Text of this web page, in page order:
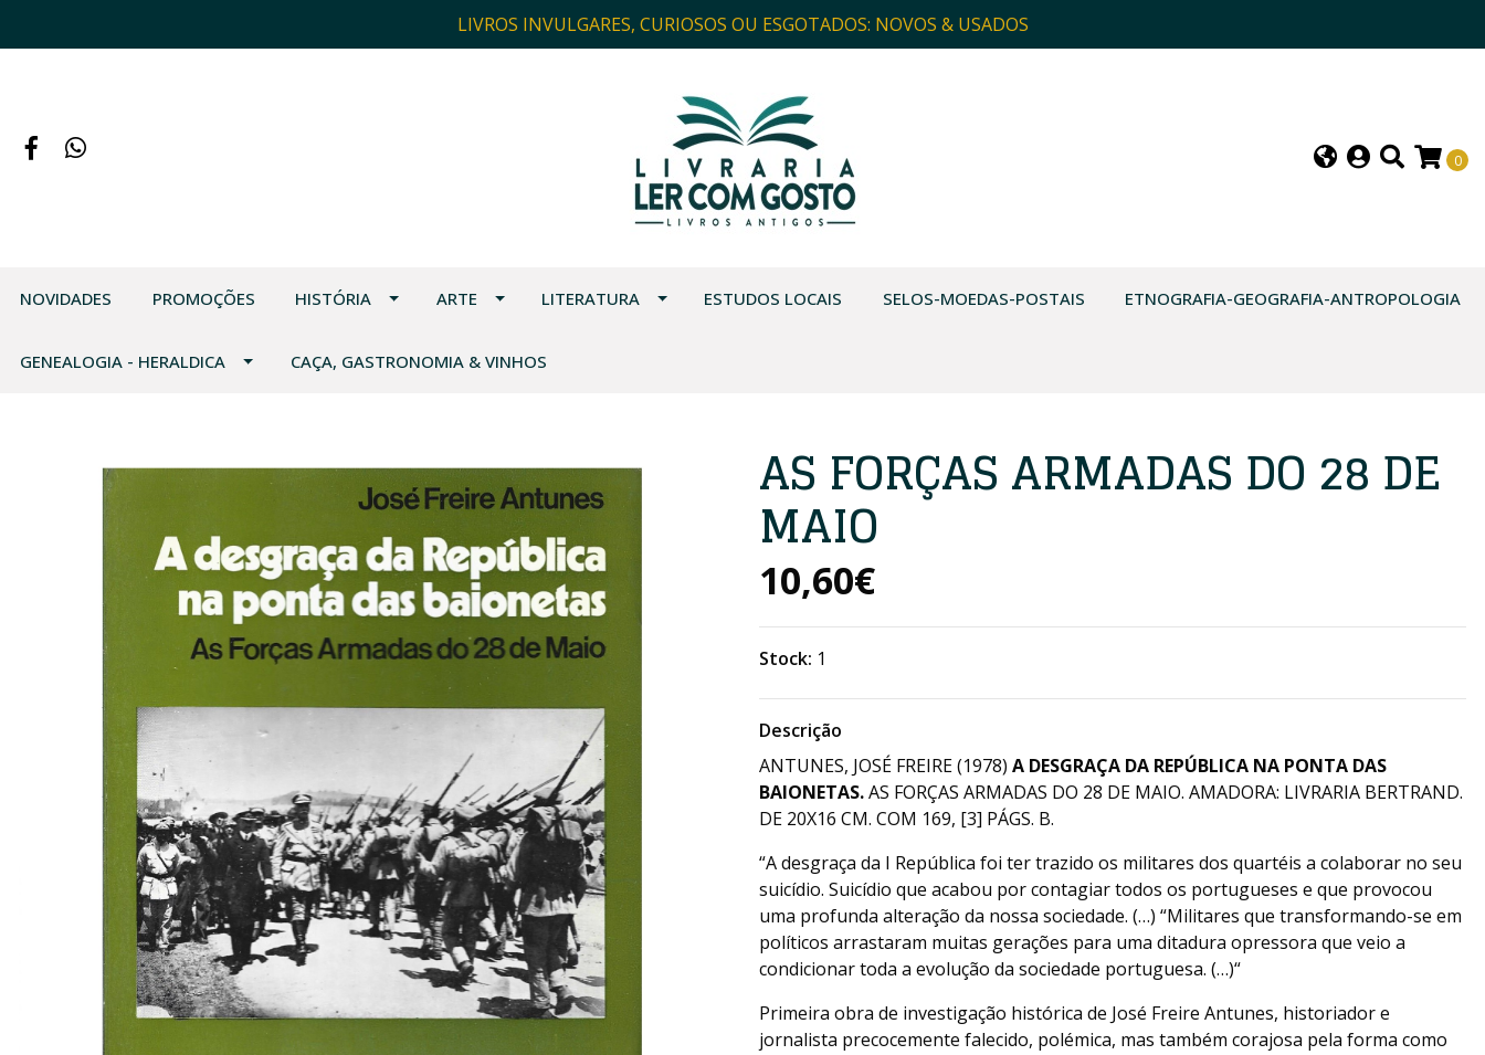
LIVROS INVULGARES, CURIOSOS OU ESGOTADOS: NOVOS & USADOS
0
NOVIDADES PROMOÇÕES HISTÓRIA ARTE LITERATURA ESTUDOS LOCAIS SELOS-MOEDAS-POSTAIS ETNOGRAFIA-GEOGRAFIA-ANTROPOLOGIA
GENEALOGIA - HERALDICA CAÇA, GASTRONOMIA & VINHOS
AS FORÇAS ARMADAS DO 28 DE
MAIO
10,60€
Stock: 1
Descrição
ANTUNES, JOSÉ FREIRE (1978) A DESGRAÇA DA REPÚBLICA NA PONTA DAS
BAIONETAS.AS FORÇAS ARMADAS DO 28 DE MAIO. AMADORA: LIVRARIA BERTRAND.
DE 20X16 CM. COM 169, [3] PÁGS. B.
“A desgraça da I República foi ter trazido os militares dos quartéis a colaborar no seu
suicídio. Suicídio que acabou por contagiar todos os portugueses e que provocou
uma profunda alteração da nossa sociedade. (…) “Militares que transformando-se em
políticos arrastaram muitas gerações para uma ditadura opressora que veio a
condicionar toda a evolução da sociedade portuguesa. (…)“
Primeira obra de investigação histórica de José Freire Antunes, historiador e
jornalista precocemente falecido, polémica, mas também corajosa pela forma como